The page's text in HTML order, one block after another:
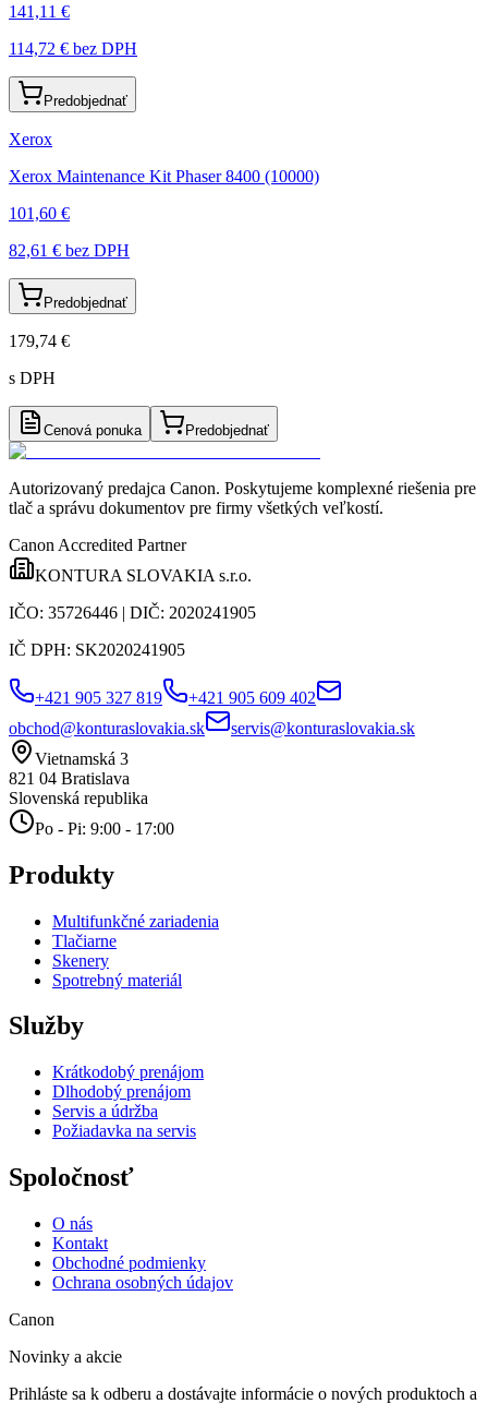
141,11 €
114,72 € bez DPH
Predobjednať
Xerox
Xerox Maintenance Kit Phaser 8400 (10000)
101,60 €
82,61 € bez DPH
Predobjednať
179,74 €
s DPH
Cenová ponuka Predobjednať
Autorizovaný predajca Canon. Poskytujeme komplexné riešenia pre
tlač a správu dokumentov pre firmy všetkých veľkostí.
Canon Accredited Partner
KONTURA SLOVAKIA s.r.o.
IČO: 35726446 | DIČ: 2020241905
IČ DPH: SK2020241905
+421 905 327 819
+421 905 609 402
obchod@konturaslovakia.sk
servis@konturaslovakia.sk
Vietnamská 3
821 04 Bratislava
Slovenská republika
Po - Pi: 9:00 - 17:00
Produkty
Multifunkčné zariadenia
Tlačiarne
Skenery
Spotrebný materiál
Služby
Krátkodobý prenájom
Dlhodobý prenájom
Servis a údržba
Požiadavka na servis
Spoločnosť
O nás
Kontakt
Obchodné podmienky
Ochrana osobných údajov
Canon
Novinky a akcie
Prihláste sa k odberu a dostávajte informácie o nových produktoch a